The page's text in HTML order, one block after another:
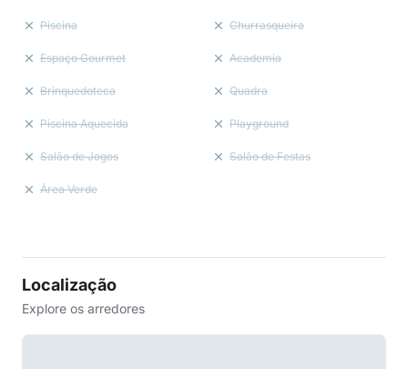
Piscina Churrasqueira
Espaço Gourmet Academia
Brinquedoteca Quadra
Piscina Aquecida Playground
Salão de Jogos Salão de Festas
Área Verde
Localização
Explore os arredores